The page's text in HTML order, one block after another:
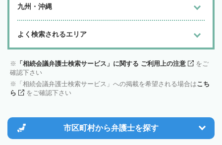
九州・沖縄
よく検索されるエリア
「相続会議弁護士検索サービス」に関する ご利用上の注意
をご
確認下さい
「相続会議弁護士検索サービス」への掲載を希望される場合はこち
ら
をご確認下さい
市区町村から弁護士を探す